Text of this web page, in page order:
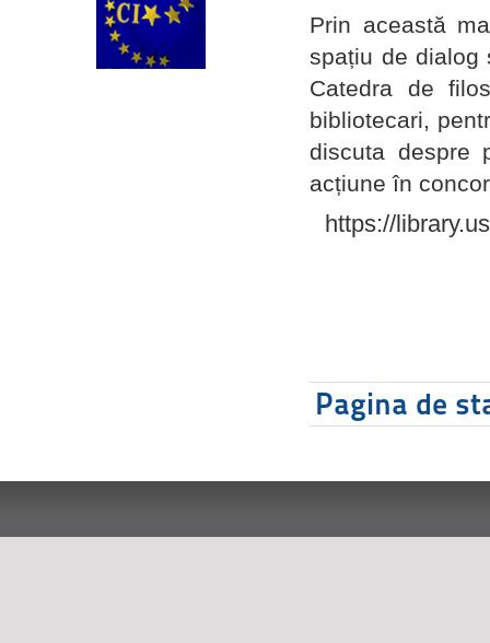
Prin această
spațiu de dialog
Catedra de
bibliotecari,
discuta despre
acțiune în
https://
Pagina de